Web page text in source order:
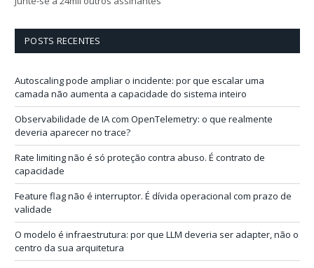
ç
i
l
POSTS RECENTES
Autoscaling pode ampliar o incidente: por que escalar uma
camada não aumenta a capacidade do sistema inteiro
Observabilidade de IA com OpenTelemetry: o que realmente
deveria aparecer no trace?
Rate limiting não é só proteção contra abuso. É contrato de
capacidade
Feature flag não é interruptor. É dívida operacional com prazo de
validade
O modelo é infraestrutura: por que LLM deveria ser adapter, não o
centro da sua arquitetura